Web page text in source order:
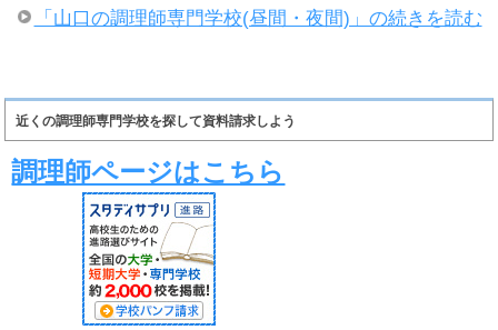
「山口の調理師専門学校(昼間・夜間)」の続きを読む
近くの調理師専門学校を探して資料請求しよう
調理師ページはこちら